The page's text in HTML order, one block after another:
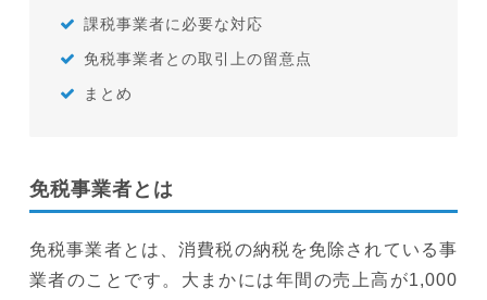
課税事業者に必要な対応
免税事業者との取引上の留意点
まとめ
免税事業者とは
免税事業者とは、消費税の納税を免除されている事
業者のことです。大まかには年間の売上高が1,000